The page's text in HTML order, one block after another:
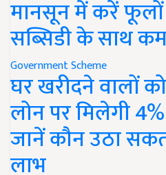
मानसून में करें
सब्सिडी के साथ
Government Scheme
घर खरीदने वालों
लोन पर मिलेगी
जानें कौन उठा
लाभ